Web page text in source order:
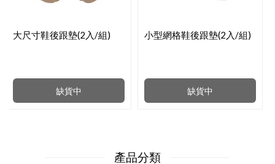
缺貨中
大尺寸鞋後跟墊(2入/組)
缺貨中
小型網格鞋後跟墊(2入/組)
產品分類